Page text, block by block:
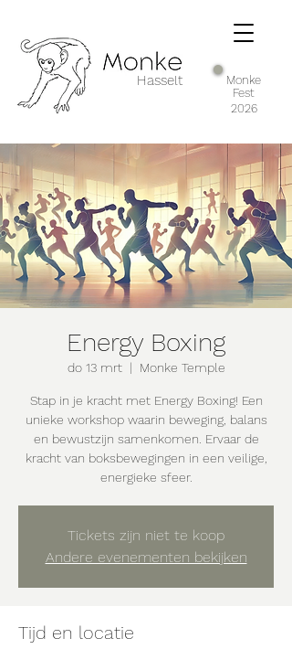
Hasselt
Monke
Fest
2026
Energy Boxing
do 13 mrt
  |
Monke Temple
Stap in je kracht met Energy Boxing! Een
unieke workshop waarin beweging, balans
en bewustzijn samenkomen. Ervaar de
kracht van boksbewegingen in een veilige,
energieke sfeer.
Tickets zijn niet te koop
Andere evenementen bekijken
Tijd en locatie